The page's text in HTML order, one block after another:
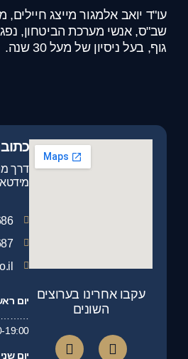
עו"ד יואב אלמגור מייצג
שב"ס, אנשי מערכת הביטחון,
גוף, בעל ניסיון של מעל 30 שנה.
עקבו אחרינו בערוצים
השונים
יום
19:00
יום שני